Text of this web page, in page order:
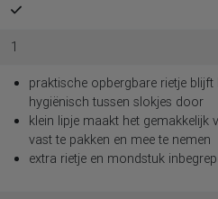
1
praktische opbergbare rietje blijft
hygiënisch tussen slokjes door
klein lipje maakt het gemakkelijk
vast te pakken en mee te nemen
extra rietje en mondstuk